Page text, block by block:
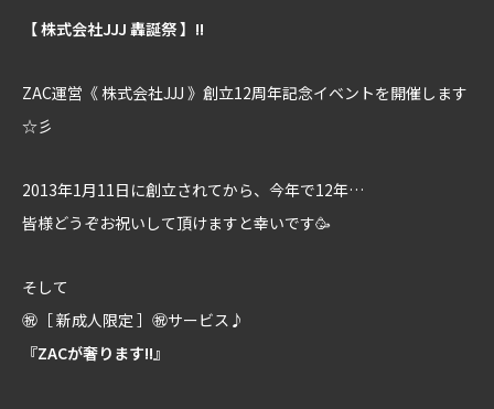
【 株式会社JJJ 轟誕祭 】!!
ZAC運営《 株式会社JJJ 》創立12周年記念イベントを開催します
☆彡
2013年1月11日に創立されてから、今年で12年…
皆様どうぞお祝いして頂けますと幸いです🥳
そして
㊗［ 新成人限定 ］㊗サービス♪
『ZACが奢ります!!』